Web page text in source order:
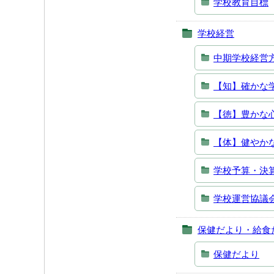
学校教育目標
学校経営
中期学校経営
【知】確かな
【徳】豊かな
【体】健やか
学校予算・決
学校運営協議
保健だより・給食
保健だより